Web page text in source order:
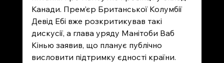
Канади. Прем’єр Британської Колумбії
Девід Ебі вже розкритикував такі
дискусії, а глава уряду Манітоби Ваб
Кінью заявив, що планує публічно
висловити підтримку єдності країни.